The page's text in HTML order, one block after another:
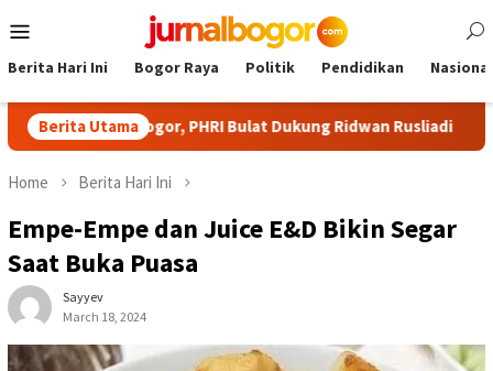
to
Menu
Berita Hari Ini Bogor Raya Politik Pendidikan Nasional
Berita Utama
Bogor, PHRI Bulat Dukung Ridwan Rusliadi
Home Berita Hari Ini
Empe-Empe dan Juice E&D Bikin Segar
Saat Buka Puasa
Sayyev
March 18, 2024